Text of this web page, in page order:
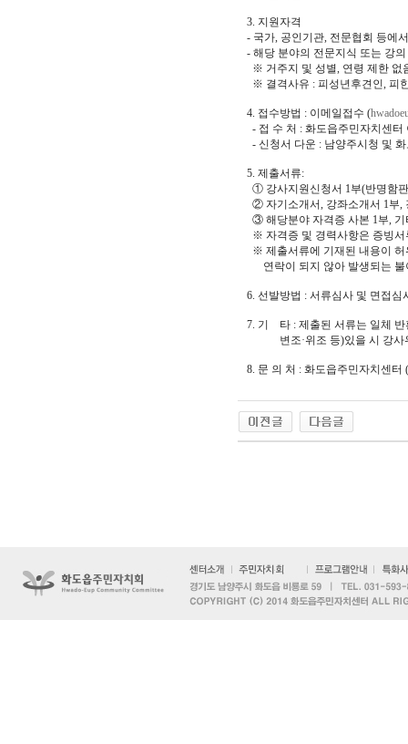
3. 지원자격
- 국가, 공인기관, 전문협회 등에
- 해당 분야의 전문지식 또는 강
※ 거주지 및 성별, 연령 제한 없
※ 결격사유 : 피성년후견인, 피
4. 접수방법 : 이메일접수 (
- 접 수 처 : 화도읍주민자치센터
- 신청서 다운 : 남양주시청 및
5. 제출서류:
① 강사지원신청서 1부(반명함
② 자기소개서, 강좌소개서 1부,
③ 해당분야 자격증 사본 1부,
※ 자격증 및 경력사항은 증빙서
※ 제출서류에 기재된 내용이 허
연락이 되지 않아 발생되는 불
6. 선발방법 : 서류심사 및 면접
7. 기 타 : 제출된 서류는 일체 반
변조·위조 등)있을 시 강사
8. 문 의 처 : 화도읍주민자치센터